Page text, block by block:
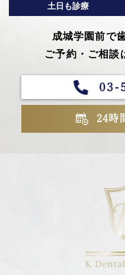
土日も診療
成城学園前で
ご予約・ご相
03-
24時